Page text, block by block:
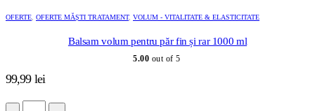
OFERTE OFERTE MĂȘTI TRATAMENT, VOLUM - VITALITATE & ELASTICITATE
Balsam volum pentru păr fin și rar 1000 ml
5.00 out of 5
99,99 lei